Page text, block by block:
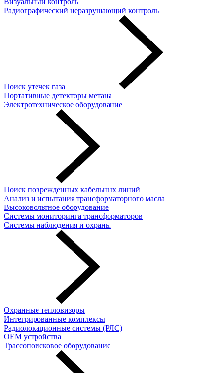
Визуальный контроль
Радиографический неразрушающий контроль
Поиск утечек газа
Портативные детекторы метана
Электротехническое оборудование
Поиск поврежденных кабельных линий
Анализ и испытания трансформаторного масла
Высоковольтное оборудование
Системы мониторинга трансформаторов
Системы наблюдения и охраны
Охранные тепловизоры
Интегрированные комплексы
Радиолокационные системы (РЛС)
OEM устройства
Трассопоисковое оборудование